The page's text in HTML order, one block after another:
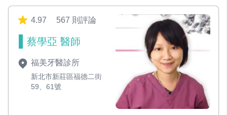
4.97 567 則評論
蔡學亞 醫師
福美牙醫診所
新北市新莊區福德二街
59、61號